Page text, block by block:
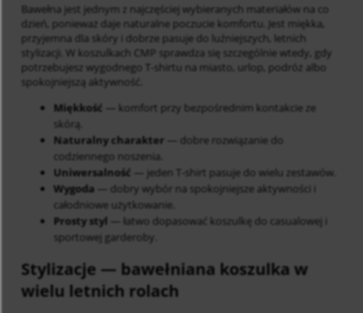
Bawełna jest jednym z najczęściej wybieranych materiałów na co
dzień, ponieważ daje naturalne poczucie komfortu. Jest miękka,
przyjemna dla skóry i dobrze pasuje do luźniejszych, letnich
stylizacji. W koszulkach CMP sprawdza się szczególnie wtedy, gdy
potrzebujesz wygodnego T-shirtu na miasto, urlop, podróż albo
spokojniejszą aktywność.
Miękkość
— komfort przy bezpośrednim kontakcie ze
skórą.
Naturalny charakter — dobre rozwiązanie do
codziennego noszenia.
Uniwersalność
— jeden T-shirt pasuje do wielu zestawów.
Wygoda — dobry wybór na spokojniejsze aktywności i
całodniowe użytkowanie.
Prosty styl — łatwo dopasować koszulkę do casualowej i
sportowej garderoby.
Stylizacje — bawełniana koszulka w
wielu letnich rolach